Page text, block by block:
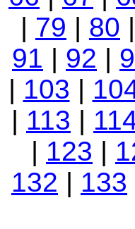
| 79 | 80 |
91 | 92 |
| 103 |
| 113 |
| 123 |
132 | 133